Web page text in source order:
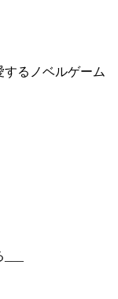
するノベルゲーム